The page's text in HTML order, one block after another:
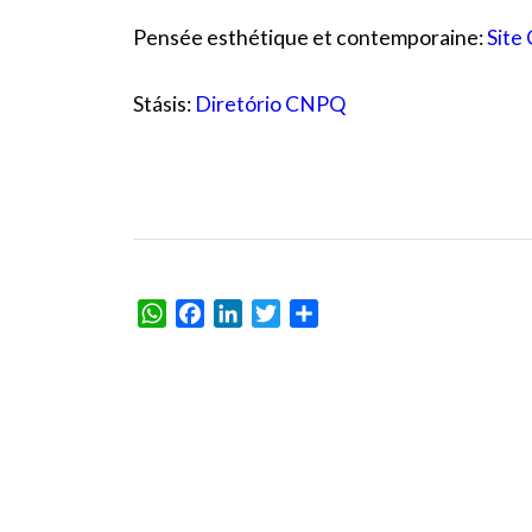
Pensée esthétique et contemporaine:Site
Stásis: Diretório CNPQ
WhatsAppFacebookLinkedInTwitter